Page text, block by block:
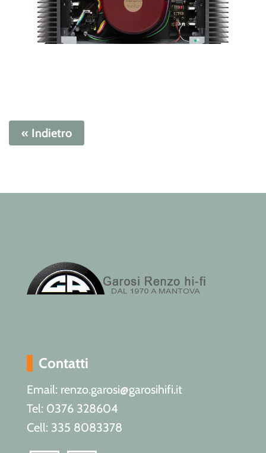
« Indietro
Contatti
Email: renzo.garosi@garosihifi.it
Tel: 0376 328604
Cell: 335 8083378